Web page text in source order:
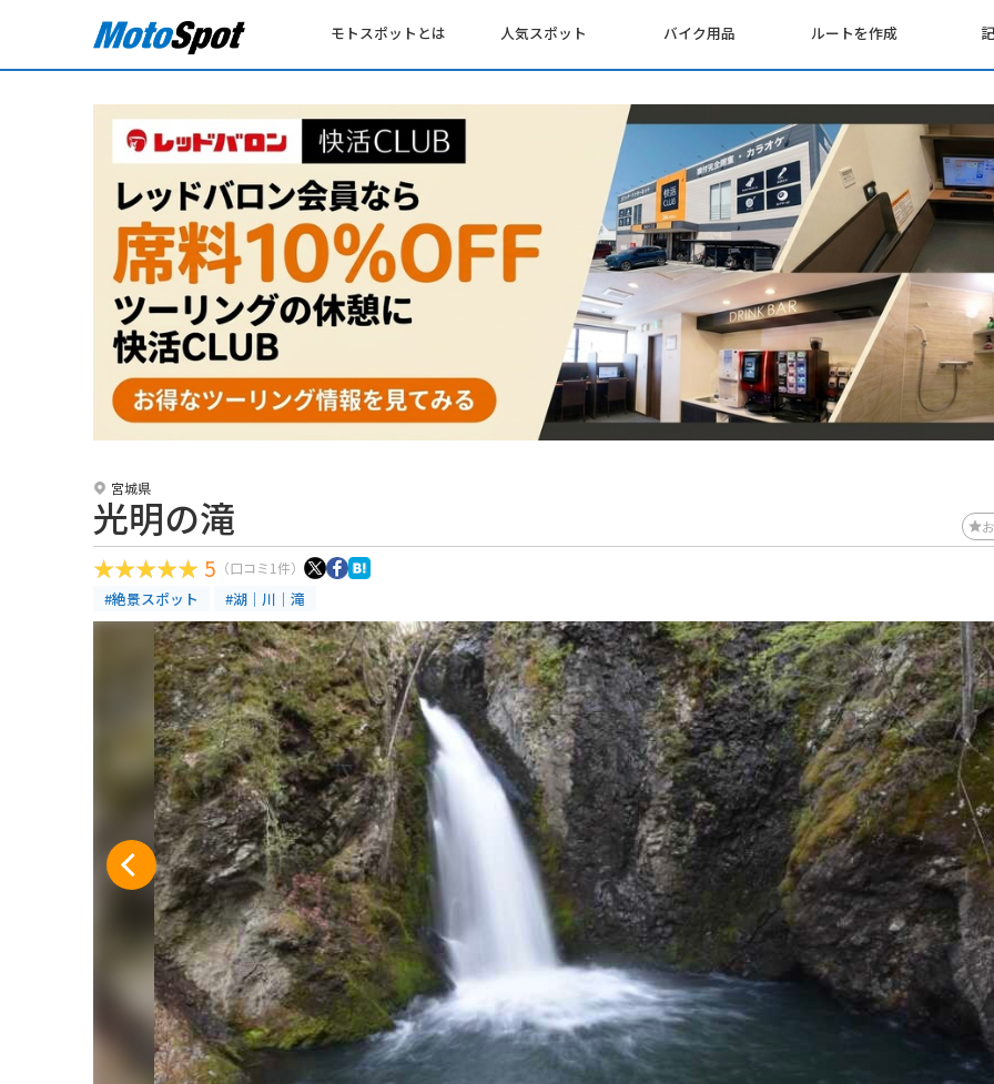
モトスポットとは 人気スポット バイク用品 ルートを作成
宮城県
光明の滝
5 （口コミ1件）
#絶景スポット #湖｜川｜滝